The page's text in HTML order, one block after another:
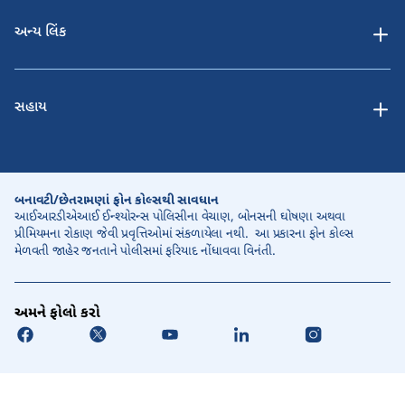
અન્ય લિંક
સહાય
બનાવટી/છેતરામણાં ફોન કોલ્સથી સાવધાન
આઈઆરડીએઆઈ ઈન્શ્યોરન્સ પોલિસીના વેચાણ, બોનસની ઘોષણા અથવા
પ્રીમિયમના રોકાણ જેવી પ્રવૃત્તિઓમાં સંકળાયેલા નથી. આ પ્રકારના ફોન કોલ્સ
મેળવતી જાહેર જનતાને પોલીસમાં ફરિયાદ નોંધાવવા વિનંતી.
અમને ફોલો કરો